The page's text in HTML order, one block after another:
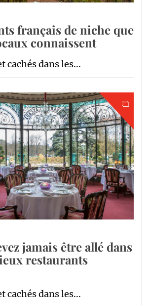
français de niche que
connaissent
cachés dans les...
jamais être allé dans
restaurants
cachés dans les...